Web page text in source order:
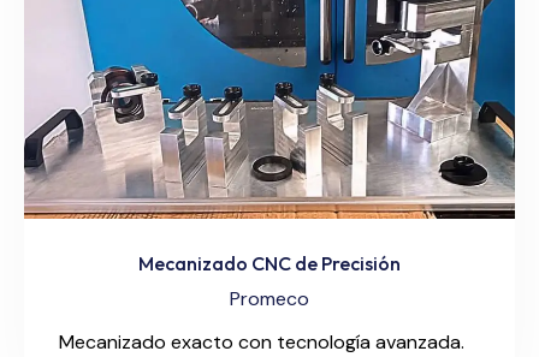
Mecanizado CNC de Precisión
Promeco
Mecanizado exacto con tecnología avanzada.